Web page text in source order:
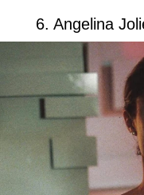
6. Angelina